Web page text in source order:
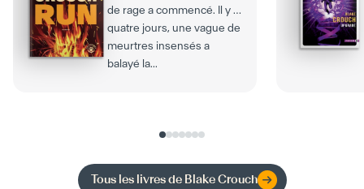
de rage a commencé. Il y a
quatre jours, une vague de
meurtres insensés a
balayé la...
Tous les livres de Blake Crouch